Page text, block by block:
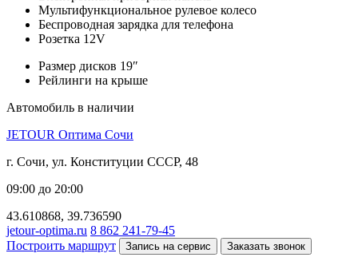
Мультифункциональное рулевое колесо
Беспроводная зарядка для телефона
Розетка 12V
Размер дисков 19″
Рейлинги на крыше
Автомобиль в наличии
JETOUR Оптима Сочи
г. Сочи, ул. Конституции СССР, 48
09:00 до 20:00
43.610868, 39.736590
jetour-optima.ru 8 862 241-79-45
Построить маршрут
Запись на сервис Заказать звонок